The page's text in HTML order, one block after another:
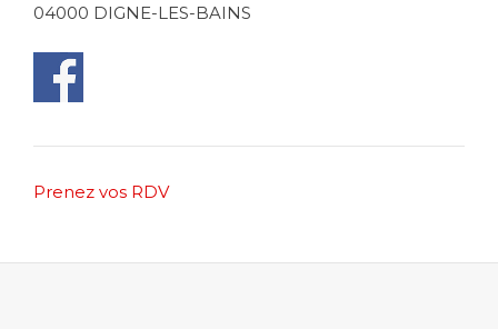
04000 DIGNE-LES-BAINS
Post
Prenez vos RDV